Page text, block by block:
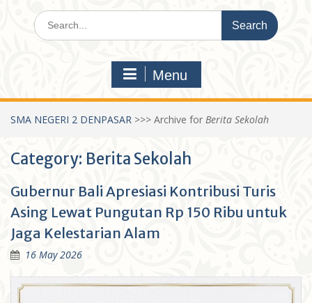
Search
for:
Menu
SMA NEGERI 2 DENPASAR >>> Archive for Berita Sekolah
Category: Berita Sekolah
Gubernur Bali Apresiasi Kontribusi Turis
Asing Lewat Pungutan Rp 150 Ribu untuk
Jaga Kelestarian Alam
16 May 2026